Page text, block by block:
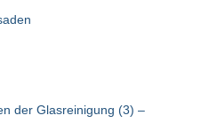
der Glasreinigung (3) –